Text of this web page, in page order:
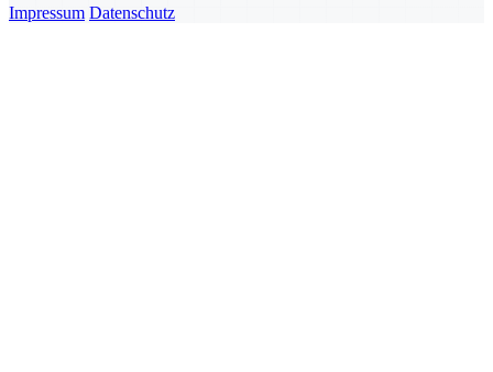
Impressum Datenschutz